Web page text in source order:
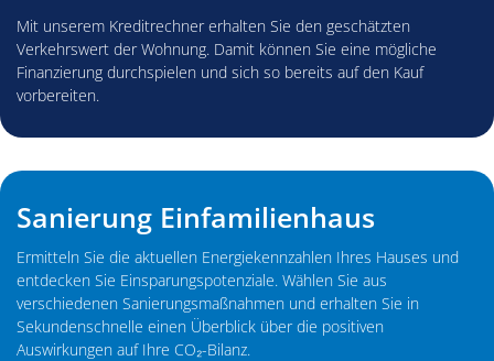
Mit unserem Kreditrechner erhalten Sie den geschätzten
Verkehrswert der Wohnung. Damit können Sie eine mögliche
Finanzierung durchspielen und sich so bereits auf den Kauf
vorbereiten.
Sanierung Einfamilienhaus
Ermitteln Sie die aktuellen Energiekennzahlen Ihres Hauses und
entdecken Sie Einsparungspotenziale. Wählen Sie aus
verschiedenen Sanierungsmaßnahmen und erhalten Sie in
Sekundenschnelle einen Überblick über die positiven
Auswirkungen auf Ihre CO₂-Bilanz.